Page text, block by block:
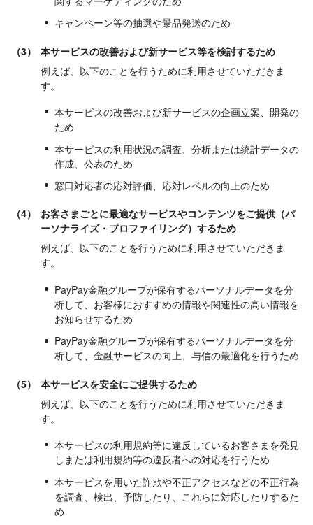
キャンペーン等の抽選や景品発送のため
（3）
本サービスの改善および新サービス等を検討するため
例えば、以下のことを行うために利用させていただきま
す。
本サービスの改善および新サービスの企画立案、開発の
ため
本サービスの利用状況の調査、分析または統計データの
作成、公表のため
窓口対応者の応対評価、応対レベルの向上のため
（4）
お客さまごとに最適なサービスやコンテンツをご提供（パ
ーソナライズ・プロファイリング）するため
例えば、以下のことを行うために利用させていただきま
す。
PayPay金融グループが保有するパーソナルデータを分
析して、お客様におすすめの情報や関連性の高い情報を
お知らせするため
PayPay金融グループが保有するパーソナルデータを分
析して、金融サービスの向上、与信の最適化を行うため
（5）
本サービスを安全にご提供するため
例えば、以下のことを行うために利用させていただきま
す。
本サービスの利用規約等に違反しているお客さまを発見
しまたは利用規約等の違反者への対応を行うため
本サービスを用いた詐欺や不正アクセスなどの不正行為
を調査、検出、予防したり、これらに対応したりするた
め